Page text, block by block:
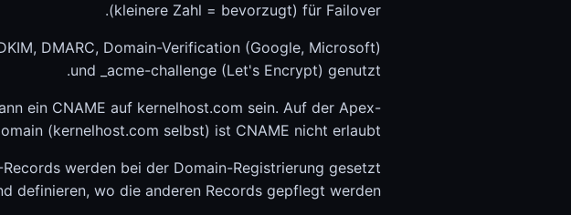
(kleinere Zahl = bevorzugt) für Failover.
DMARC, Domain-Verification (Google, Microsoft)
und _acme-challenge (Let's Encrypt) genutzt.
ein CNAME auf kernelhost.com sein. Auf der Apex-
(kernelhost.com selbst) ist CNAME nicht erlaubt.
werden bei der Domain-Registrierung gesetzt
definieren, wo die anderen Records gepflegt werden.